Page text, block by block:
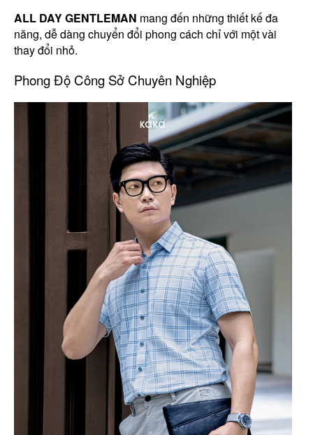
ALL DAY GENTLEMAN mang đến những thiết kế đa
năng, dễ dàng chuyển đổi phong cách chỉ với một vài
thay đổi nhỏ.
Phong Độ Công Sở Chuyên Nghiệp